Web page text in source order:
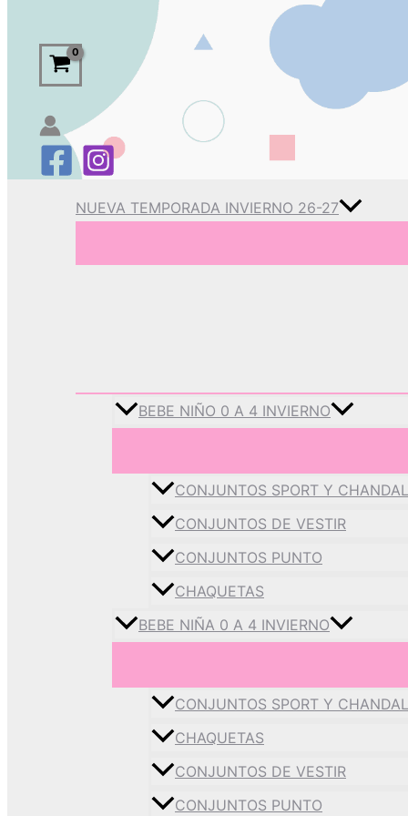
NUEVA TEMPORADA INVIERNO 26-27
BEBE NIÑO 0 A 4 INVIERNO
CONJUNTOS SPORT Y
CONJUNTOS DE VESTIR
CONJUNTOS PUNTO
CHAQUETAS
BEBE NIÑA 0 A 4 INVIERNO
CONJUNTOS SPORT Y
CHAQUETAS
CONJUNTOS DE VESTIR
CONJUNTOS PUNTO